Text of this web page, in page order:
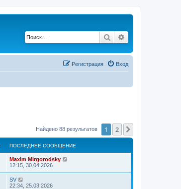
Поиск
Вход
Регистрация
Найдено 88 результатов 1 2
ПОСЛЕДНЕЕ СООБЩЕНИЕ
Maxim Mirgorodsky
12:15, 30.04.2026
SV
22:34, 25.03.2026